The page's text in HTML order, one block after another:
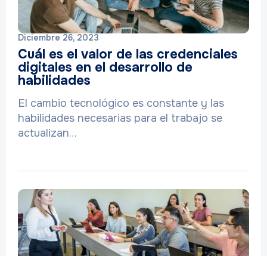
Diciembre 26, 2023
Cuál es el valor de las credenciales
digitales en el desarrollo de
habilidades
El cambio tecnológico es constante y las
habilidades necesarias para el trabajo se
actualizan…